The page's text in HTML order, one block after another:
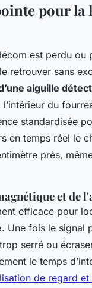
pour
est perdu
retrouver sans
aiguille
du
standardisée
en temps réel le
près,
et de
efficace pour
. Une fois le signal
serré ou
le temps
de regard